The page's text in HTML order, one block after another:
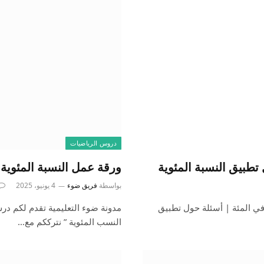
النسبة المئوية
المئة | أسئلة حول تطبيق
دروس الرياضيات
ورقة عمل النسبة
بواسطة فريق ضوء 4 يونيو، 2025
مدونة ضوء التعليمية تقدم لكم
النسب المئوية ” نترككم مع…